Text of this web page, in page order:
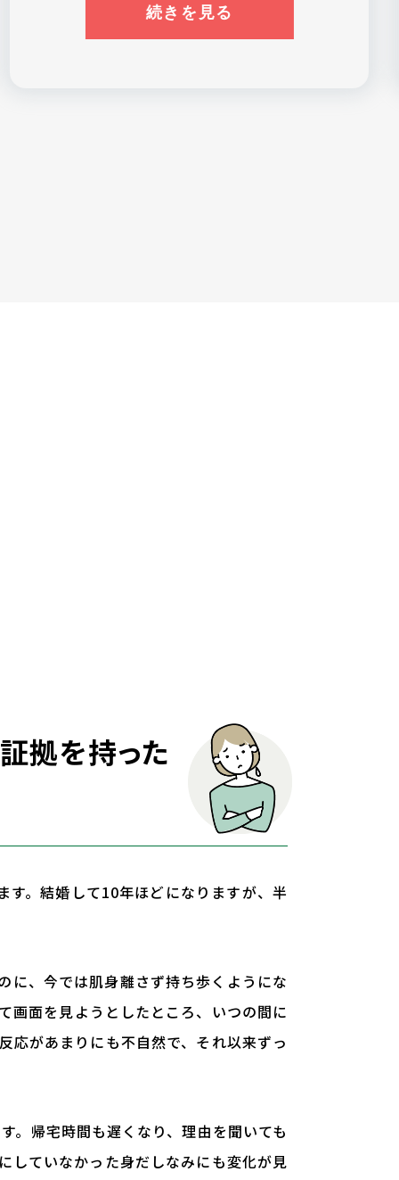
続きを見る
拠を持った
。結婚して10年ほどになりますが、半
に、今では肌身離さず持ち歩くようにな
画面を見ようとしたところ、いつの間に
応があまりにも不自然で、それ以来ずっ
。帰宅時間も遅くなり、理由を聞いても
していなかった身だしなみにも変化が見